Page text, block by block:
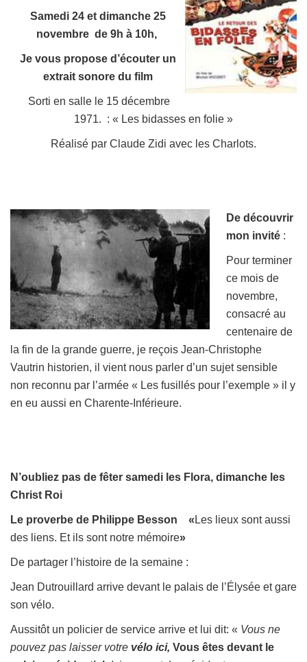
Samedi 24 et dimanche 25
novembre de 9h à 10h,
Je vous proposed’écouter un
extrait sonore d u film
Sorti en salle le 15 décembre
1971. : « Les bidasses en folie »
Réalisé par Claude Zidi avec les Charlots.
De découvrir
mon invité :
Pour terminer
ce mois de
novembre,
consacré au
centenaire de
la fin de la grande guerre, je reçois Jean-Christophe
Vautrin historien, il vient nous parler d’un sujet sensible
non reconnu par l’armée « Les fusillés pour l’exemple » il y
en eu aussi en Charente-Inférieure.
N’oubliez pas de fêter samedi les Flora, dimanche les
Christ Roi
Le proverbe de Philippe Besson « Les lieux sont aussi
des liens. Et ils sont notre mémoire»
De partager l’histoire de la semaine :
Jean Dutrouillard arrive devant le palais de l’Élysée et gare
son vélo.
Aussitôt un policier de service arrive et lui dit: « Vous ne
pouvez pas laisser votre vélo ici, Vous êtes devant le